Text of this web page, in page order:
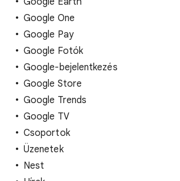
Google One
Google Pay
Google Fotók
Google-bejelentkezés
Google Store
Google Trends
Google TV
Csoportok
Üzenetek
Nest